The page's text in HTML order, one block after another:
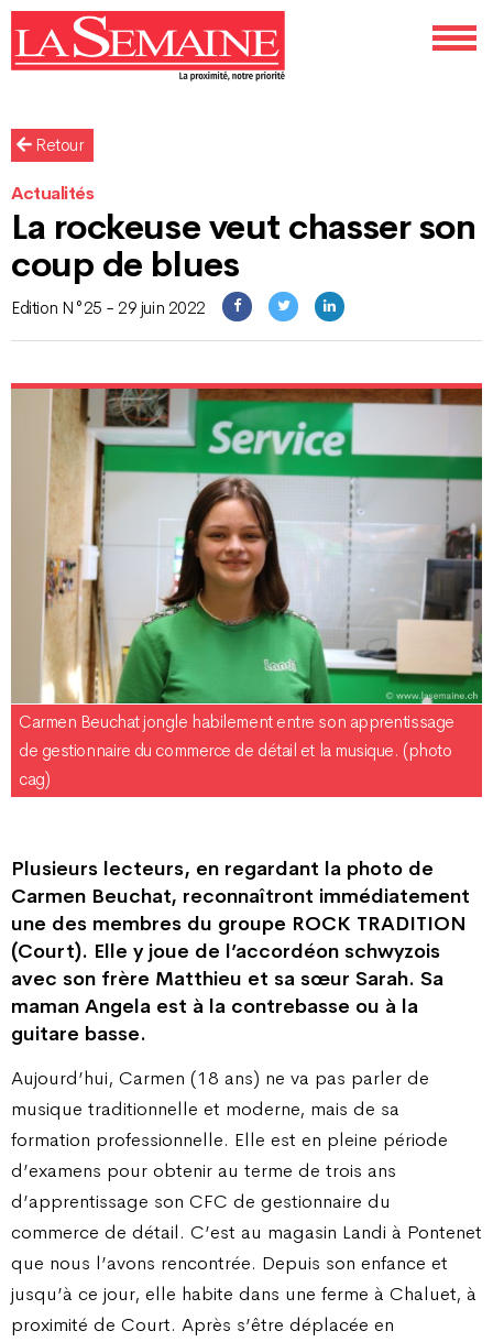
Retour
Actualités
La rockeuse veut chasser son
coup de blues
Edition N°25 - 29 juin 2022
Carmen Beuchat jongle habilement entre son apprentissage
de gestionnaire du commerce de détail et la musique. (photo
cag)
Plusieurs lecteurs, en regardant la photo de
Carmen Beuchat, reconnaîtront immédiatement
une des membres du groupe ROCK TRADITION
(Court). Elle y joue de l’accordéon schwyzois
avec son frère Matthieu et sa sœur Sarah. Sa
maman Angela est à la contrebasse ou à la
guitare basse.
Aujourd’hui, Carmen (18 ans) ne va pas parler de
musique traditionnelle et moderne, mais de sa
formation professionnelle. Elle est en pleine période
d’examens pour obtenir au terme de trois ans
d’apprentissage son CFC de gestionnaire du
commerce de détail. C’est au magasin Landi à Pontenet
que nous l’avons rencontrée. Depuis son enfance et
jusqu’à ce jour, elle habite dans une ferme à Chaluet, à
proximité de Court. Après s’être déplacée en